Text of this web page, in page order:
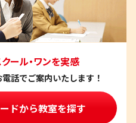
ール・ワンを実感
話でご案内いたします！
ドから教室を探す